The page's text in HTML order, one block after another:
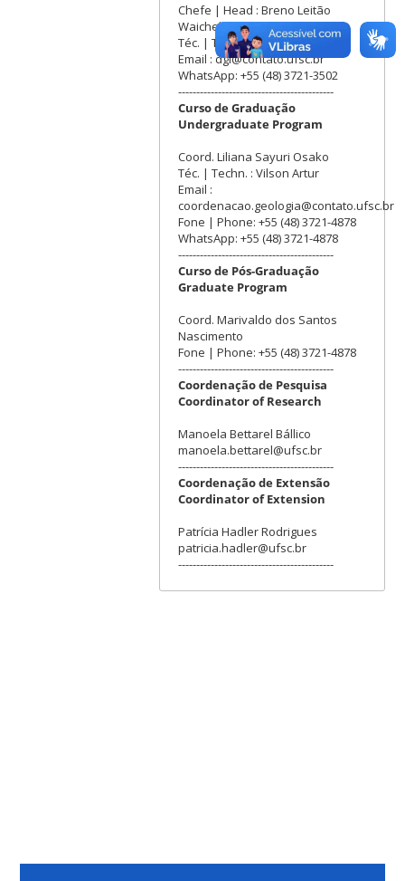
Chefe | Head : Breno Leitão
Waichel
Téc. | Techn. : Patrick Cardoso
Email : dgl@contato.ufsc.br
WhatsApp: +55 (48) 3721-3502
-------------------------------------------
Curso de Graduação
Undergraduate Program
Coord. Liliana Sayuri Osako
Téc. | Techn. : Vilson Artur
Email :
coordenacao.geologia@contato.ufsc.br
Fone | Phone: +55 (48) 3721-4878
WhatsApp: +55 (48) 3721-4878
-------------------------------------------
Curso de Pós-Graduação
Graduate Program
Coord. Marivaldo dos Santos
Nascimento
Fone | Phone: +55 (48) 3721-4878
-------------------------------------------
Coordenação de Pesquisa
Coordinator of Research
Manoela Bettarel Bállico
manoela.bettarel@ufsc.br
-------------------------------------------
Coordenação de Extensão
Coordinator of Extension
Patrícia Hadler Rodrigues
patricia.hadler@ufsc.br
-------------------------------------------